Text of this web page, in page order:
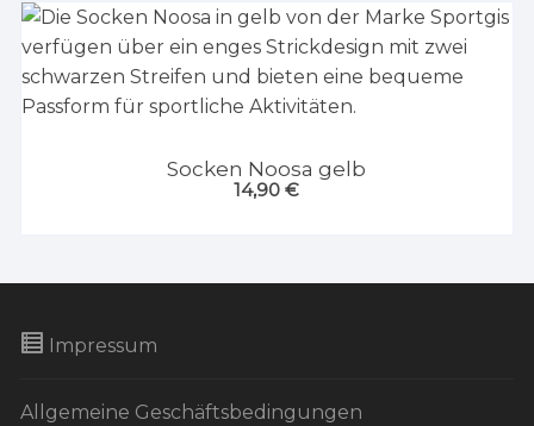
Socken Noosa gelb
14,90€
Impressum
Allgemeine Geschäftsbedingungen